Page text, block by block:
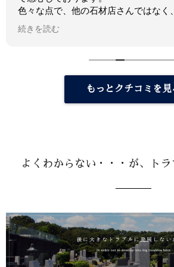
色々な点で、他の石材店さんではなく
お願いして良かったと感じております。
報に大きな差があり、それを埋める誠
きました。まず、この点に感謝してお
確かに、買い手ではありますが、石の
うで、なにか組み立て販売しかして
都度状況を写真でいただき、まるで家
ルで説明責任を果たしていただきまし
会えませんので、この安心感はとても
す。
続きを読む
もっとクチコミを見
よくわからない・・・が、トラ